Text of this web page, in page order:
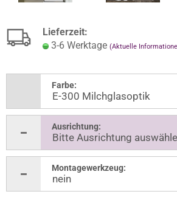
Lieferzeit:
3-6 Werktage (Aktuelle
Farbe:
Ausrichtung:
Montagewerkzeug: